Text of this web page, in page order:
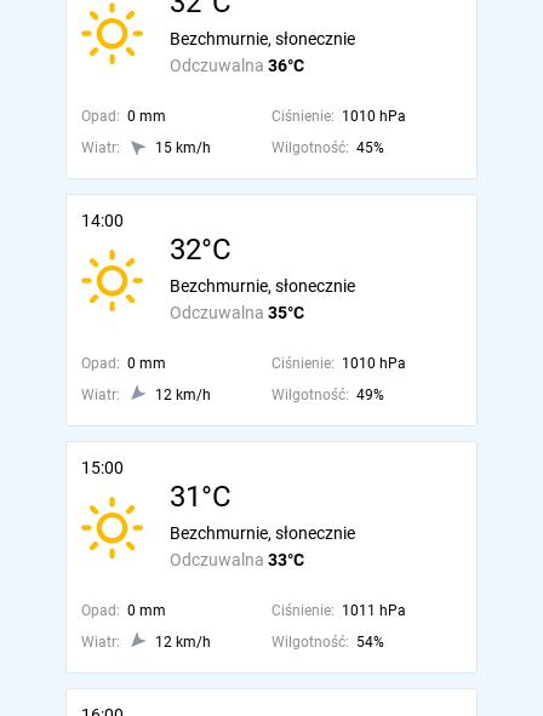
Odczuwalna 36°C
Bezchmurnie, słonecznie
Opad: 0 mm Ciśnienie: 1010 hPa
Wiatr:
15 km/h Wilgotność: 45%
14:00
32°C
Odczuwalna 35°C
Bezchmurnie, słonecznie
Opad: 0 mm Ciśnienie: 1010 hPa
Wiatr:
12 km/h Wilgotność: 49%
15:00
31°C
Odczuwalna 33°C
Bezchmurnie, słonecznie
Opad: 0 mm Ciśnienie: 1011 hPa
Wiatr:
12 km/h Wilgotność: 54%